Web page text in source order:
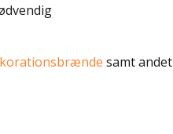
samt andet